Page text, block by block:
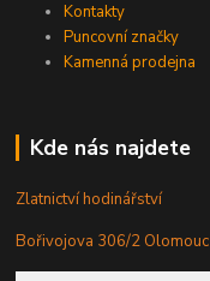
Kontakty
Puncovní značky
Kamenná prodejna
Kde nás najdete
Zlatnictví hodinářství
Bořivojova 306/2 Olomouc